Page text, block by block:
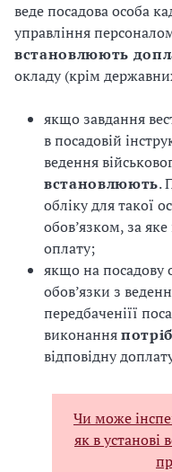
веде посадова особа
управління
встановлюють
окладу (крім
якщо завдання
в посадовій
ведення
встановлюють.
обліку для такої
обов’язком, за
оплату;
якщо на посадову
обов’язки з
передбаченіїї
виконання
відповідну
Чи може
як в установі